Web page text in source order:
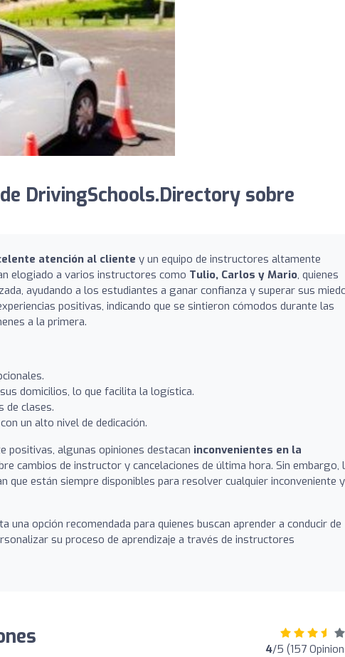
DrivingSchools.Directory sobre
atención al cliente y un equipo de instructores altamente
elogiado a varios instructores como Tulio, Carlos y Mario, quienes
ayudando a los estudiantes a ganar confianza y superar sus
positivas, indicando que se sintieron cómodos durante las
a la primera.
domicilios, lo que facilita la logística.
de clases.
un alto nivel de dedicación.
positivas, algunas opiniones destacan inconvenientes en la
cambios de instructor y cancelaciones de última hora. Sin embargo,
que están siempre disponibles para resolver cualquier inconveniente y
una opción recomendada para quienes buscan aprender a conducir de
su proceso de aprendizaje a través de instructores
4/5 (157